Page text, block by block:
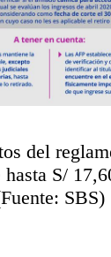
del
S/
SBS)